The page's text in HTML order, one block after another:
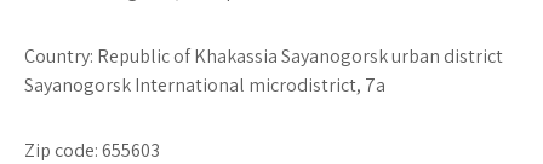
Country: Republic of Khakassia Sayanogorsk urban district
Sayanogorsk International microdistrict, 7a
Zip code: 655603